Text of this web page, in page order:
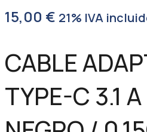
15,00 € 21% IVA
CABLE
TYPE-C 3.1